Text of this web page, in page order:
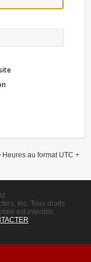
Heures au format UTC +
Inc. Tous droits
est interdite.